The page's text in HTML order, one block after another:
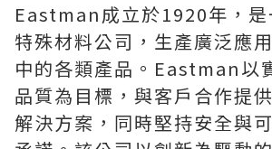
Eastman成立於1920年，是
特殊材料公司，生產廣泛應
中的各類產品。Eastman以
品質為目標，與客戶合作提
解決方案，同時堅持安全與